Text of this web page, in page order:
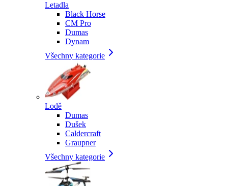
Letadla
Black Horse
CM Pro
Dumas
Dynam
Všechny kategorie
Lodě
Dumas
Dušek
Caldercraft
Graupner
Všechny kategorie